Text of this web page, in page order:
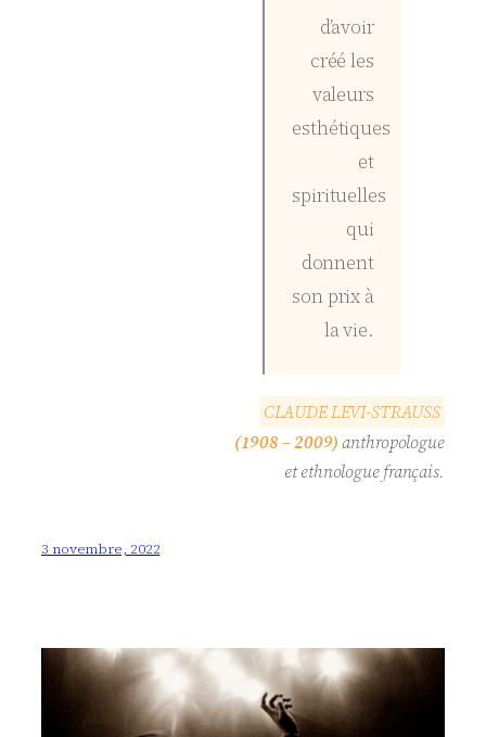
d’avoir
créé les
valeurs
esthétiques
et
spirituelles
qui
donnent
son prix à
la vie.
CLAUDELEVI-STRAUSS
(1908 – 2009)anthropologue
et ethnologue français.
3 novembre, 2022